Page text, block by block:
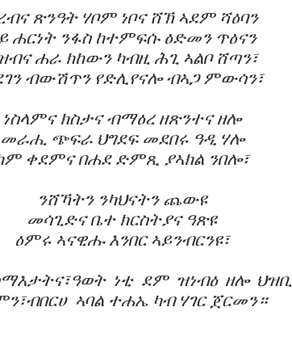
ጽንዓት ሃቦም ነቦና ሸኽ ኣደም ሻዕባን
ሐርነት ንፋስ ከተምፍሱ ዕድመን ጥዕናን
ሐራ ክከውን ካብዚ ሕጊ ኣልቦ ሸጣን፣
ብውሽጥን የድሊየናሎ ብኣጋ ምውሳን፣
ነስላምና ክስታና ብማዕረ ዘጽንተና ዘሎ
መራሒ ጭፍራ ህግደፍ መደበሩ ዓዲ ሃሎ
ቀደምና በሐደ ድምጺ ያኣክል ንበሎ፣
ንሸኻትን ንካህናትን ጨውዩ
መሳጊድና ቤተ ክርስትያና ዓጽዩ
ዕምሩ ኣናዊሑ እንበር ኣይንብርንዩ፣
ነቲ ደም ዝነብዕ ዘሎ ህዝቢ
ኣባል ተሐኤ ካብ ሃገር ጀርመን።